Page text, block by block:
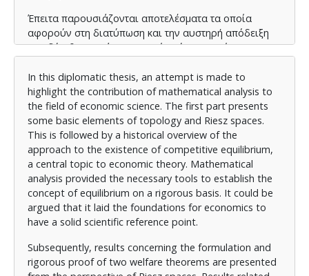
Έπειτα παρουσιάζονται αποτελέσματα τα οποία
αφορούν στη διατύπωση και την αυστηρή απόδειξη
των δύο θεωρημάων ευημερίας ύπο το πρίσμα των
Ακόλούθως παρουσιάζονται αποτελέσματα σχετικά
με την οικονομική ισορροπία. Ειδική αναφορά γίνεται
στην προσέγγιση των Aliprantis Brown και Burkinshaw
όπως αυτή παρουσιάστηκε στο βιβλίο Locally Solid
Riesz Spaces with Application to Economics που
συνέγραψαν οι Aliprantis και Burkinshaw. To
κεφάλαιο αυτό αποτελεί ίσως και το κεντρικό κομμάτι
της εργασίας αυτής.
Τέλος εξετάζεται η αγορά χρεογράφων όπου και
βρίσκουν εφαρμογή τα προηγούμενα αποτελέσματα,
ενώ ειδική αναφορά γίνεται και στο πρόβλημα
κάλυψης κινδύνου πάντα στη βάση των χώρων Riesz.
In this diplomatic thesis, an attempt is made to
highlight the contribution of mathematical analysis to
the field of economic science. The first part presents
some basic elements of topology and Riesz spaces.
This is followed by a historical overview of the
approach to the existence of competitive equilibrium,
a central topic to economic theory. Mathematical
analysis provided the necessary tools to establish the
concept of equilibrium on a rigorous basis. It could be
argued that it laid the foundations for economics to
have a solid scientific reference point.
Subsequently, results concerning the formulation and
rigorous proof of two welfare theorems are presented